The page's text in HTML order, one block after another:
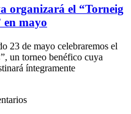
organizará el “Torneig
mayo
23 de mayo celebraremos el
un torneo benéfico cuya
íntegramente